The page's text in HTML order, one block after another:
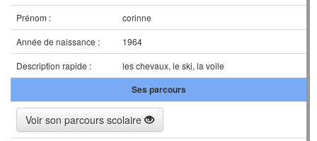
Prénom :
corinne
Année de naissance :
1964
Description rapide :
les chevaux, le ski, la voile
Ses parcours
Voir son parcours scolaire